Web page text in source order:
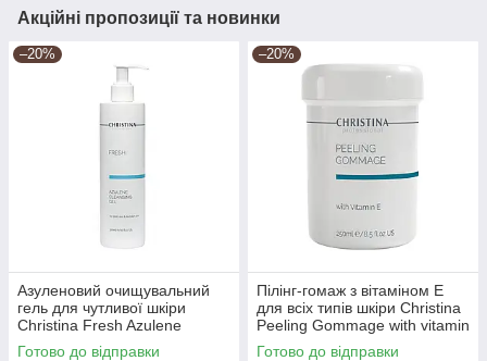
Акційні пропозиції та новинки
–20%
Азуленовий очищувальний
гель для чутливої шкіри
Christina Fresh Azulene
Cleansing Gel 300 мл
Готово до відправки
–20%
Пілінг-гомаж з вітаміном Е
для всіх типів шкіри Christina
Peeling Gommage with vitamin
E, 250 мл
Готово до відправки